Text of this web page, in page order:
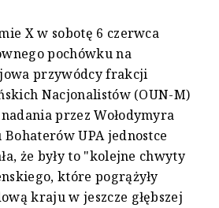
X w sobotę 6 czerwca
pochówku na
przywódcy frakcji
Nacjonalistów (OUN-M)
przez Wołodymyra
Bohaterów UPA jednostce
że były to "kolejne chwyty
które pogrążyły
kraju w jeszcze głębszej